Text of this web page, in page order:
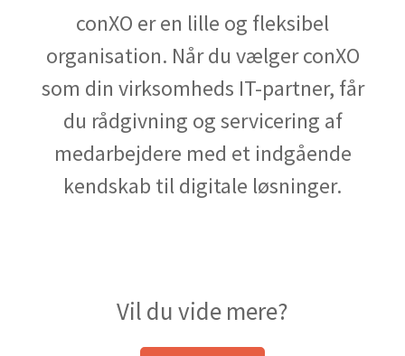
conXO er en lille og fleksibel
organisation. Når du vælger conXO
som din virksomheds IT-partner, får
du rådgivning og servicering af
medarbejdere med et indgående
kendskab til digitale løsninger.
Vil du vide mere?